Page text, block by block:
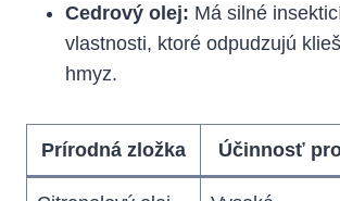
Cedrový olej: Má ⁢silné
vlastnosti, ktoré odpudzujú
hmyz.
Prírodná zložka Účinnosť